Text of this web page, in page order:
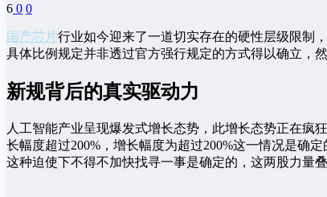
6 0 0
国产芯片行业如今迎来了一道切实存在的硬性层级限制
具体比例规定并非透过官方强行规定的方式得以确立，
新规背后的真实驱动力
人工智能产业呈现爆发式增长态势，此增长态势正在疯
长幅度超过200%，增长幅度为超过200%这一情况是确
这种迫使下不得不加快找寻一事是确定的，这两股力量